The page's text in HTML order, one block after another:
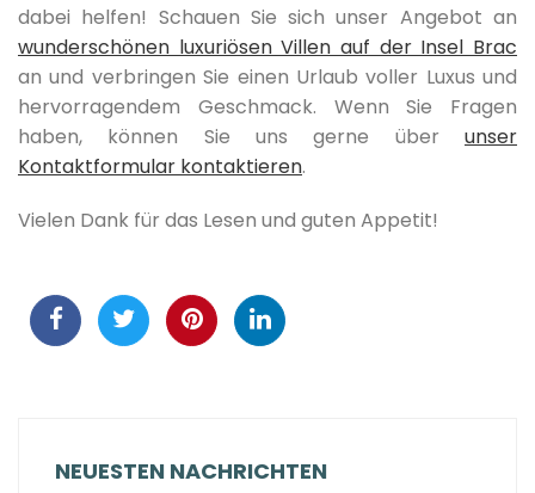
dabei helfen! Schauen Sie sich unser Angebot an
wunderschönen luxuriösen Villen auf der Insel Brac
an und verbringen Sie einen Urlaub voller Luxus und
hervorragendem Geschmack. Wenn Sie Fragen
haben, können Sie uns gerne über unser
Kontaktformular kontaktieren.
Vielen Dank für das Lesen und guten Appetit!
NEUESTEN NACHRICHTEN